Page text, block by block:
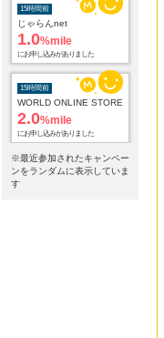
15時間前
じゃらんnet
1.0%mile
にお申し込みがありました
15時間前
WORLD ONLINE STORE
2.0%mile
にお申し込みがありました
15時間前
Yahoo!ショッピング
※最近参加されたキャンペー
ンをランダムに表示していま
す